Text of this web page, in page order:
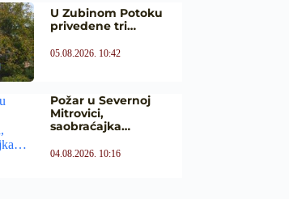
U Zubinom Potoku
privedene tri…
05.08.2026. 10:42
Požar u Severnoj
Mitrovici,
saobraćajka…
04.08.2026. 10:16